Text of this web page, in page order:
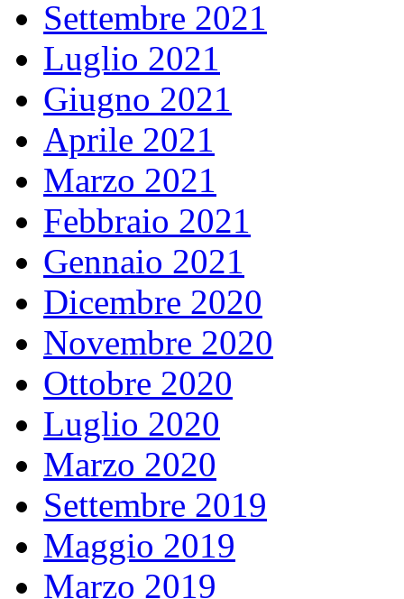
Settembre 2021
Luglio 2021
Giugno 2021
Aprile 2021
Marzo 2021
Febbraio 2021
Gennaio 2021
Dicembre 2020
Novembre 2020
Ottobre 2020
Luglio 2020
Marzo 2020
Settembre 2019
Maggio 2019
Marzo 2019